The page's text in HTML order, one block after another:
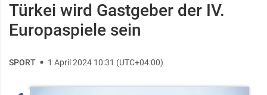
Türkei wird Gastgeber der IV.
Europaspiele sein
SPORT 1 April 2024 10:31 (UTC+04:00)